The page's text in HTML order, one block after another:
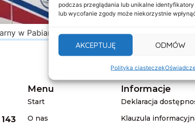
podczas przeglądania lub unikalne
lub wycofanie zgody może niekorzystnie
AKCEPTUJĘ ODMÓW
Polityka ciasteczek
w Pabianicach
Menu
Start
O nas
Informacje
Deklaracja
Klauzula